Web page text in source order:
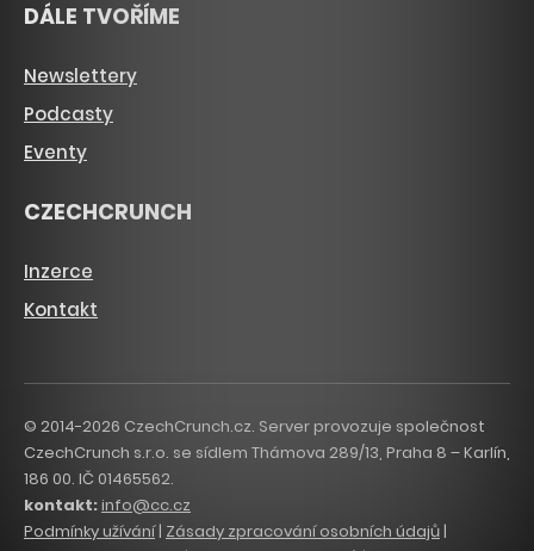
DÁLE TVOŘÍME
Newslettery
Podcasty
Eventy
CZECHCRUNCH
Inzerce
Kontakt
© 2014-2026 CzechCrunch.cz. Server provozuje společnost
CzechCrunch s.r.o. se sídlem Thámova 289/13, Praha 8 – Karlín,
186 00. IČ 01465562.
kontakt:info@cc.cz
Podmínky užívání| Zásady zpracování osobních údajů |